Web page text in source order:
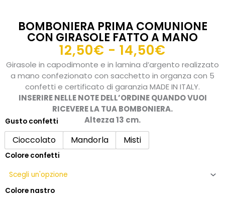
BOMBONIERA PRIMA COMUNIONE
CON GIRASOLE FATTO A MANO
12,50€ - 14,50€
di
prezzo:
da
12,50€
a
Girasole in capodimonte e in lamina d’argento realizzato
a mano confezionato con sacchetto in organza con 5
confetti e certificato di garanzia MADE IN ITALY.
INSERIRE NELLE NOTE DELL’ORDINE QUANDO VUOI
RICEVERE LA TUA BOMBONIERA.
Altezza 13 cm.
Gusto confetti
Cioccolato Mandorla Misti
Colore confetti
Colore nastro
Bomboniera
Prima
Comunione
con
fatto
a